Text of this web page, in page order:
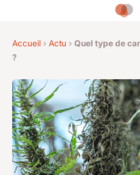
Accueil › Actu › Quel type de
?